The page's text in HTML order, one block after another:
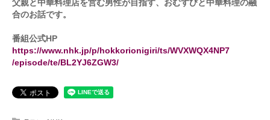
父親と中華料理店を営む男性が目指す、おむすびと中華料理の融
合のお話です。
番組公式HP
https://www.nhk.jp/p/hokkorionigiri/ts/WVXWQX4NP7
/episode/te/BL2YJ6ZGW3/